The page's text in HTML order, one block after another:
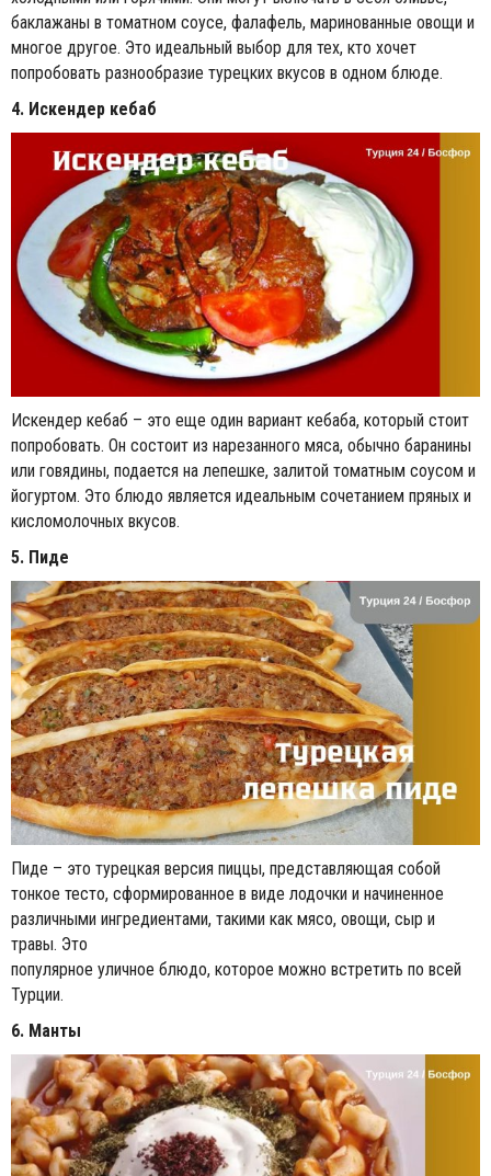
баклажаны в томатном соусе, фалафель, маринованные овощи и
многое другое. Это идеальный выбор для тех, кто хочет
попробовать разнообразие турецких вкусов в одном блюде.
4. Искендер кебаб
Искендер кебаб – это еще один вариант кебаба, который стоит
попробовать. Он состоит из нарезанного мяса, обычно баранины
или говядины, подается на лепешке, залитой томатным соусом и
йогуртом. Это блюдо является идеальным сочетанием пряных и
кисломолочных вкусов.
5. Пиде
Пиде – это турецкая версия пиццы, представляющая собой
тонкое тесто, сформированное в виде лодочки и начиненное
различными ингредиентами, такими как мясо, овощи, сыр и
травы. Это
популярное уличное блюдо, которое можно встретить по всей
Турции.
6. Манты